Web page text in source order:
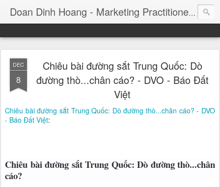
Doan Dinh Hoang - Marketing Practitioner
DEC
8
Chiêu bài đường sắt Trung Quốc: Dò
đường thò...chân cáo? - DVO - Báo Đất
Việt
Chiêu bài đường sắt Trung Quốc: Dò đường thò...chân cáo? - DVO
- Báo Đất Việt:
Chiêu bài đường sắt Trung Quốc: Dò đường thò...chân
cáo?